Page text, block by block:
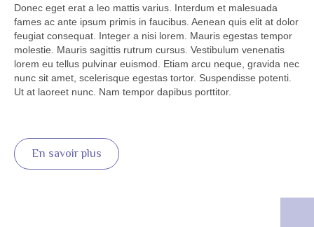
Donec eget erat a leo mattis varius. Interdum et malesuada
fames ac ante ipsum primis in faucibus. Aenean quis elit at dolor
feugiat consequat. Integer a nisi lorem. Mauris egestas tempor
molestie. Mauris sagittis rutrum cursus. Vestibulum venenatis
lorem eu tellus pulvinar euismod. Etiam arcu neque, gravida nec
nunc sit amet, scelerisque egestas tortor. Suspendisse potenti.
Ut at laoreet nunc. Nam tempor dapibus porttitor.
En savoir plus